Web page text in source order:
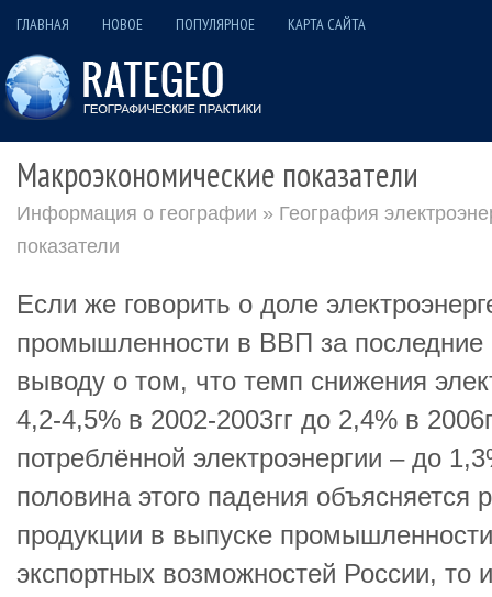
ГЛАВНАЯ НОВОЕ ПОПУЛЯРНОЕ КАРТА САЙТА
Макроэкономические показатели
Информация о географии » География
показатели
Если же говорить о доле
промышленности в ВВП за последние
выводу о том, что темп снижения
4,2-4,5% в 2002-2003гг до 2,4% в
потреблённой электроэнергии – до
половина этого падения объясняется
продукции в выпуске
экспортных возможностей России, то